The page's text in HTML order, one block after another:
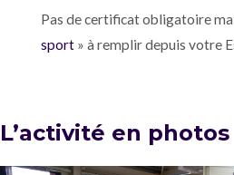
Pas de certificat obligatoire
sport » à remplir depuis votre
L’activité en photos